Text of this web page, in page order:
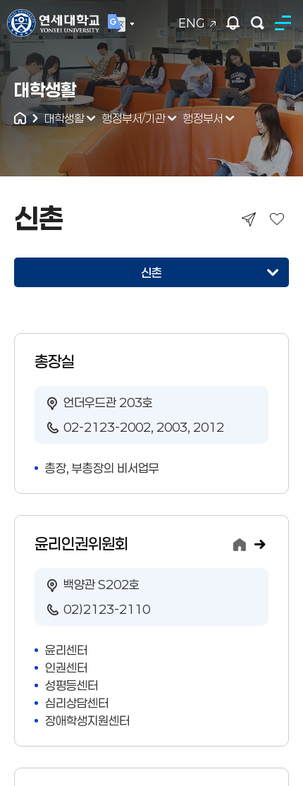
ENG
연세대학교
통합검색
대학생활
대학생활 행정부서/기관 행정부서
신촌
신촌
신촌
총장실
언더우드관 203호
02-2123-2002, 2003, 2012
총장, 부총장의 비서업무
윤리인권위원회
백양관 S202호
02)2123-2110
윤리센터
인권센터
성평등센터
심리상담센터
장애학생지원센터